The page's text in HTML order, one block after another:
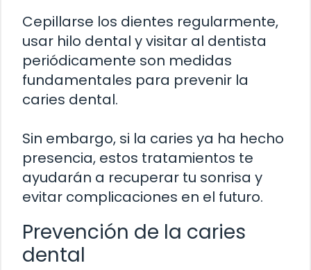
Cepillarse los dientes regularmente,
usar hilo dental y visitar al dentista
periódicamente son medidas
fundamentales para prevenir la
caries dental.
Sin embargo, si la caries ya ha hecho
presencia, estos tratamientos te
ayudarán a recuperar tu sonrisa y
evitar complicaciones en el futuro.
Prevención de la caries
dental